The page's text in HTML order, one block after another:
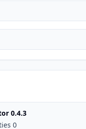
0.4.3
0